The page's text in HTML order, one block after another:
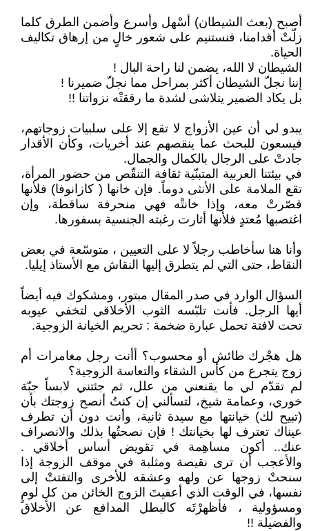
أصبح (بعث الشيطان) أسْهل وأسرع وأضمن الطرق كلما
زلّتْ أقدامنا، فنستنيم على شعور خالٍ من إرهاق تكاليف
الحياة.
الشيطان لا الله، يضمن لنا راحة البال !
إننا نجلّ الشيطان أكثر بمراحل مما نجلّ ضميرنا !
بل يكاد الضمير يتلاشى لشدة ما رققتْه نزواتنا !!
يبدو لي أن عين الأزواج لا تقع إلا على سلبيات زوجاتهم،
فيسعون للبحث عما ينقصهم عند أخريات، وكأن الأقدار
جادتْ على الرجال بالكمال والجمال.
في بيئتنا العربية المتبنّية ثقافة التنقّص من حضور المرأة،
تقع الملامة على الأنثى دوماً. فإن خانها ( كازانوفا) فلأنها
قصّرتْ معه، وإذا خانتْه فهي منحرفة ساقطة، وإن
اغتصبها مُعتدٍ فلأنها أثارت رغبته الجنسية بسفورها.
وأنا هنا سأخاطب رجلاً لا على التعيين ، متوسّعة في بعض
النقاط، حتى التي لم يتطرق إليها النقاش مع الأستاذ إيليا.
السؤال الوارد في صدر المقال مبتور، ومشكوك فيه أيضاً
أيها الرجل. فأنت تلبّسه الثوب الأخلاقي لتخفي عيوبه
تحت لافتة تحمل عبارة ضخمة : تحريم الخيانة الزوجية.
هل هجْرك طائش أو محسوب؟ أأنت رجل مغامرات أم
زوج يتجرع من كأس الشقاء والتعاسة الزوجية؟
لم تقدّم لي ما يقنعني من علل، ثم جئتني لابساً جبّة
خوري، وعمامة شيخ، لتسألني إن كنتُ أنصح زوجتك بأن
(تبيح لك) خيانتها مع سيدة ثانية، وأنت دون أن تطرف
عيناك تعترف لها بخيانتك ! فإن نصحتُها بذلك والانصراف
عنك.. أكون مساهِمة في تقويض أساس أخلاقي .
والأعجب أن ترى نقيصة ومثلبة في موقف الزوجة إذا
سنحتْ زوجها عن ولهه وعشقه للأخرى والتفتتْ إلى
نفسها، في الوقت الذي أعفيتَ الزوج الخائن من كل لومٍ
ومسؤولية ، فأظهرْتَه كالبطل المدافع عن الأخلاق
والفضيلة !!